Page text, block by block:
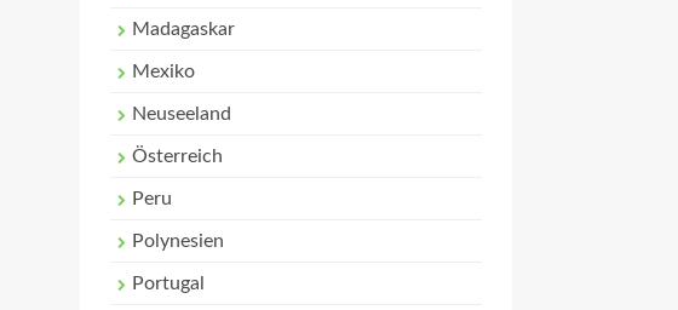
Madagaskar
Mexiko
Neuseeland
Österreich
Peru
Polynesien
Portugal